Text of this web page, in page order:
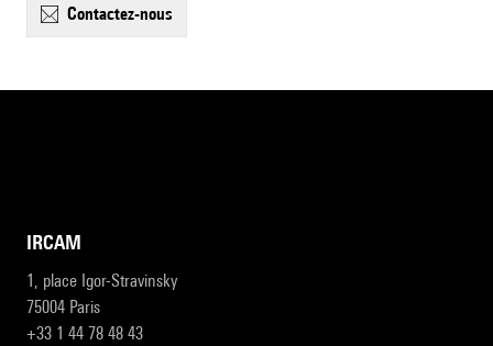
contactez-nous
IRCAM
1, place Igor-Stravinsky
75004 Paris
+33 1 44 78 48 43